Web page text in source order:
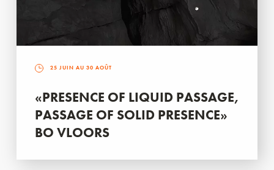
25 JUIN AU 30 AOÛT
«PRESENCE OF LIQUID PASSAGE,
PASSAGE OF SOLID PRESENCE»
BO VLOORS